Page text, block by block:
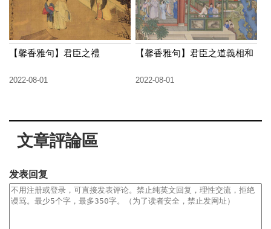
【馨香雅句】君臣之禮
2022-08-01
【馨香雅句】君臣之道義相和
2022-08-01
文章評論區
发表回复